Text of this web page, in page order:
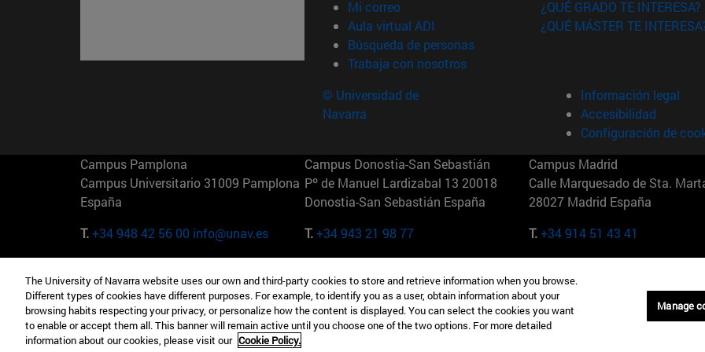
Mi correo(abre en nueva ventana)
Aula virtual ADI (abre en nueva ventana)
Búsqueda de personas(abre en nueva ventana)
Trabaja con nosotros(abre en nueva ventana)
¿QUÉ GRADO TE INTERESA?
¿QUÉ MÁSTER TE
© Universidad de
Navarra
Información legal
Accesibilidad
Configuración de
Campus Pamplona
Campus Universitario 31009 Pamplona
España
T.+34 948 42 56 00 info@unav.es
Campus Donostia-San Sebastián
Pº de Manuel Lardizabal 13 20018
Donostia-San Sebastián España
T.+34 943 21 98 77
Campus Madrid
Calle Marquesado de Sta.
28027 Madrid España
T.+34 914 51 43 41
Camino del Cerro Águila 3 28023
Madrid España
T.+34 912 11 30 00
165 W 57th St 10019-2201 Nueva York
EE.UU
T.+1 646 346 8850
Maria-Theresia-Straße 15
Múnich Alemania
T.+49 89 24209790
The University of Navarra website uses our own and third-party cookies to store and retrieve information when you browse.
Different types of cookies have different purposes. For example, to identify you as a user, obtain information about your
browsing habits respecting your privacy, or personalize how the content is displayed. You can select the cookies you want
to enable or accept them all. This banner will remain active until you choose one of the two options. For more detailed
information about our cookies, please visit our Cookie Policy.
Manage